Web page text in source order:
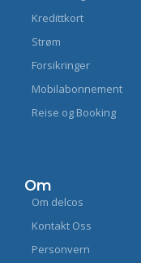
Kredittkort
Strøm
Forsikringer
Mobilabonnement
Reise og Booking
Om
Om delcos
Kontakt Oss
Personvern